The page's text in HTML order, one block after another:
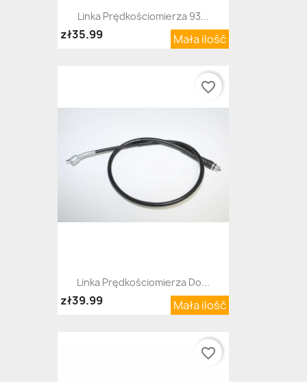
Linka Prędkościomierza 93...
Mała ilość
zł35.99
Linka Prędkościomierza Do...
Mała ilość
zł39.99
favorite_border
favorite_border